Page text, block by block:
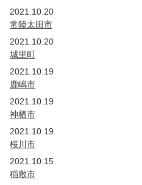
国・公団
国・公団
国・公団
国・公団
2021.10.20
常陸太田市
2021.10.20
城里町
2021.10.19
鹿嶋市
2021.10.19
神栖市
2021.10.19
桜川市
2021.10.15
稲敷市